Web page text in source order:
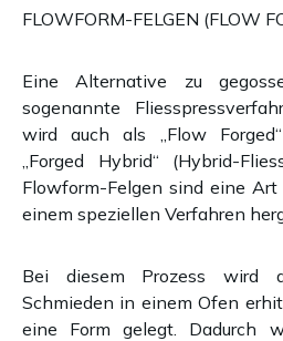
FLOWFORM-FELGEN (FLOW
Eine Alternative zu
sogenannte
wird auch als „Flow
„Forged Hybrid“ (Hybrid-
Flowform-Felgen sind eine
einem speziellen Verfahren
Bei diesem Prozess wird
Schmieden in einem Ofen
eine Form gelegt. Dadurch